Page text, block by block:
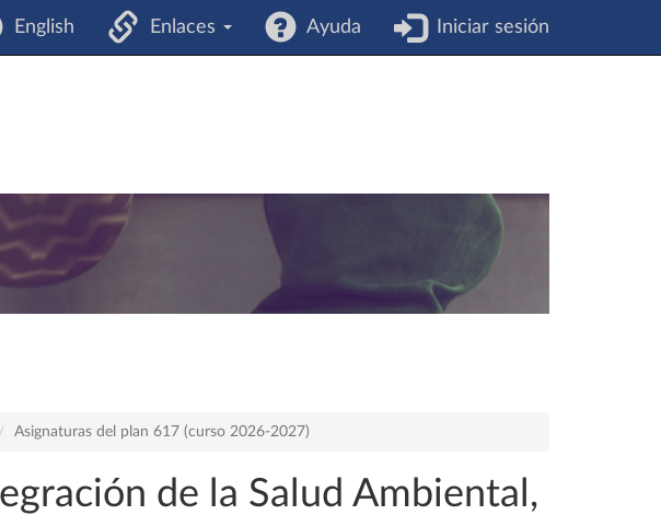
English Enlaces Ayuda Iniciar sesión
Asignaturas del plan 617 (curso 2026-2027)
de la Salud Ambiental,